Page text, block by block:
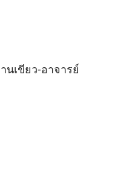
นเขียว-อาจารย์